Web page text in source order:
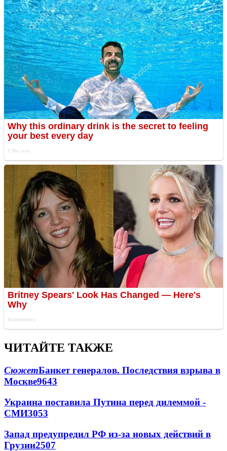
ЧИТАЙТЕ ТАКЖЕ
СюжетБанкет генералов. Последствия взрыва в
Москве9643
Украина поставила Путина перед дилеммой -
СМИ3053
Запад предупредил РФ из-за новых действий в
Грузии2507